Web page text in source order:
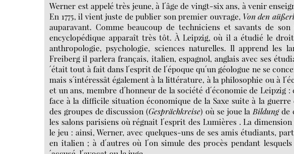
Werner est appelé très jeune, à l´âge de vingt-six ans, à venir
En 1775, il vient juste de publier son premier ouvrage, Von den
auparavant. Comme beaucoup de techniciens et savants de
encyclopédique apparaît très tôt. À Leipzig, où il a étudié le
anthropologie, psychologie, sciences naturelles. Il apprend les
Freiberg il parlera français, italien, espagnol, anglais avec ses
´était tout à fait dans l´esprit de l´époque qu´un géologue ne se
mais s´intéressât également à la littérature, à la philosophie ou à
et un ans, membre d´honneur de la société d´économie de Leipzig
face à la difficile situation économique de la Saxe suite à la
des groupes de discussion (Gesprächkreise) où se joue la Bildungde
les salons parisiens où régnait l´esprit des Lumières . La
le jeu : ainsi, Werner, avec quelques-uns de ses amis étudiants,
en italien ; à d´autres où l´on simule des procès pendant